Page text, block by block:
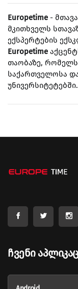
Europetime -
მკითხველს
ექსპერტების
Europetime
თაობაზე,
საქართველოსა
უნივერსიტეტებში.
Ჩვენი